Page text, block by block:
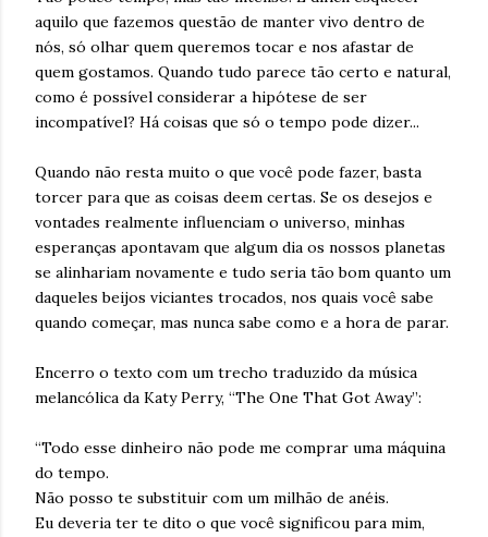
aquilo que fazemos questão de manter vivo dentro de
nós, só olhar quem queremos tocar e nos afastar de
quem gostamos. Quando tudo parece tão certo e natural,
como é possível considerar a hipótese de ser
incompatível? Há coisas que só o tempo pode dizer...
Quando não resta muito o que você pode fazer, basta
torcer para que as coisas deem certas. Se os desejos e
vontades realmente influenciam o universo, minhas
esperanças apontavam que algum dia os nossos planetas
se alinhariam novamente e tudo seria tão bom quanto um
daqueles beijos viciantes trocados, nos quais você sabe
quando começar, mas nunca sabe como e a hora de parar.
Encerro o texto com um trecho traduzido da música
melancólica da Katy Perry, “The One That Got Away”:
“Todo esse dinheiro não pode me comprar uma máquina
do tempo.
Não posso te substituir com um milhão de anéis.
Eu deveria ter te dito o que você significou para mim,